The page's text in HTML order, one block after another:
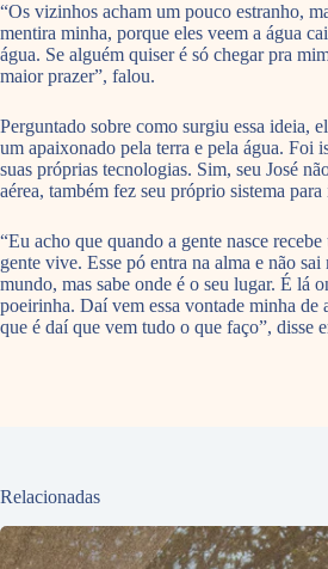
“Os vizinhos acham um pouco estranho,
mentira minha, porque eles veem a água
água. Se alguém quiser é só chegar pra
maior prazer”, falou.
Perguntado sobre como surgiu essa ideia,
um apaixonado pela terra e pela água. Foi
suas próprias tecnologias. Sim, seu José
aérea, também fez seu próprio sistema
“Eu acho que quando a gente nasce
gente vive. Esse pó entra na alma e não
mundo, mas sabe onde é o seu lugar. É lá
poeirinha. Daí vem essa vontade minha de
que é daí que vem tudo o que faço”, disse
Relacionadas